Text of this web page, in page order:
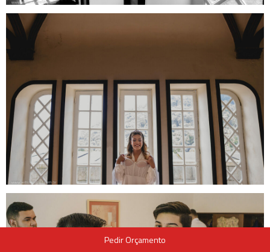
Pedir Orçamento